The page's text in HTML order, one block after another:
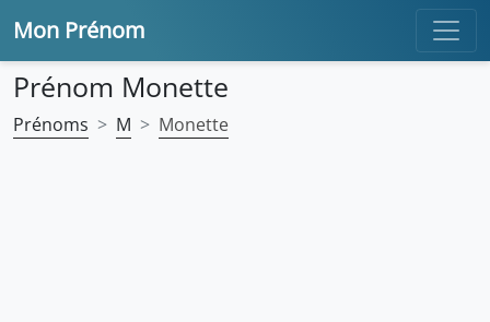
Mon Prénom
Prénom Monette
Prénoms M Monette